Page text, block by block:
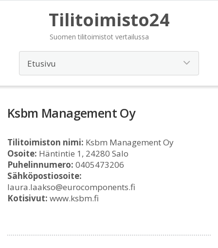
Tilitoimisto24
Suomen tilitoimistot vertailussa
Ksbm Management Oy
Tilitoimiston nimi: Ksbm Management Oy
Osoite: Häntintie 1, 24280 Salo
Puhelinnumero: 0405473206
Sähköpostiosoite:
laura.laakso@eurocomponents.fi
Kotisivut: www.ksbm.fi